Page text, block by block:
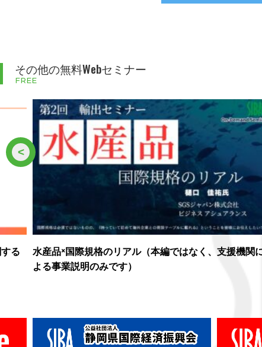
その他の無料Webセミナー
FREE
<
る
水産品×国際規格のリアル（本編ではなく、支援機関
よる事業説明のみです）